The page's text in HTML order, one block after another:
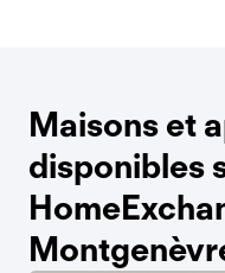
Maisons et
disponibles